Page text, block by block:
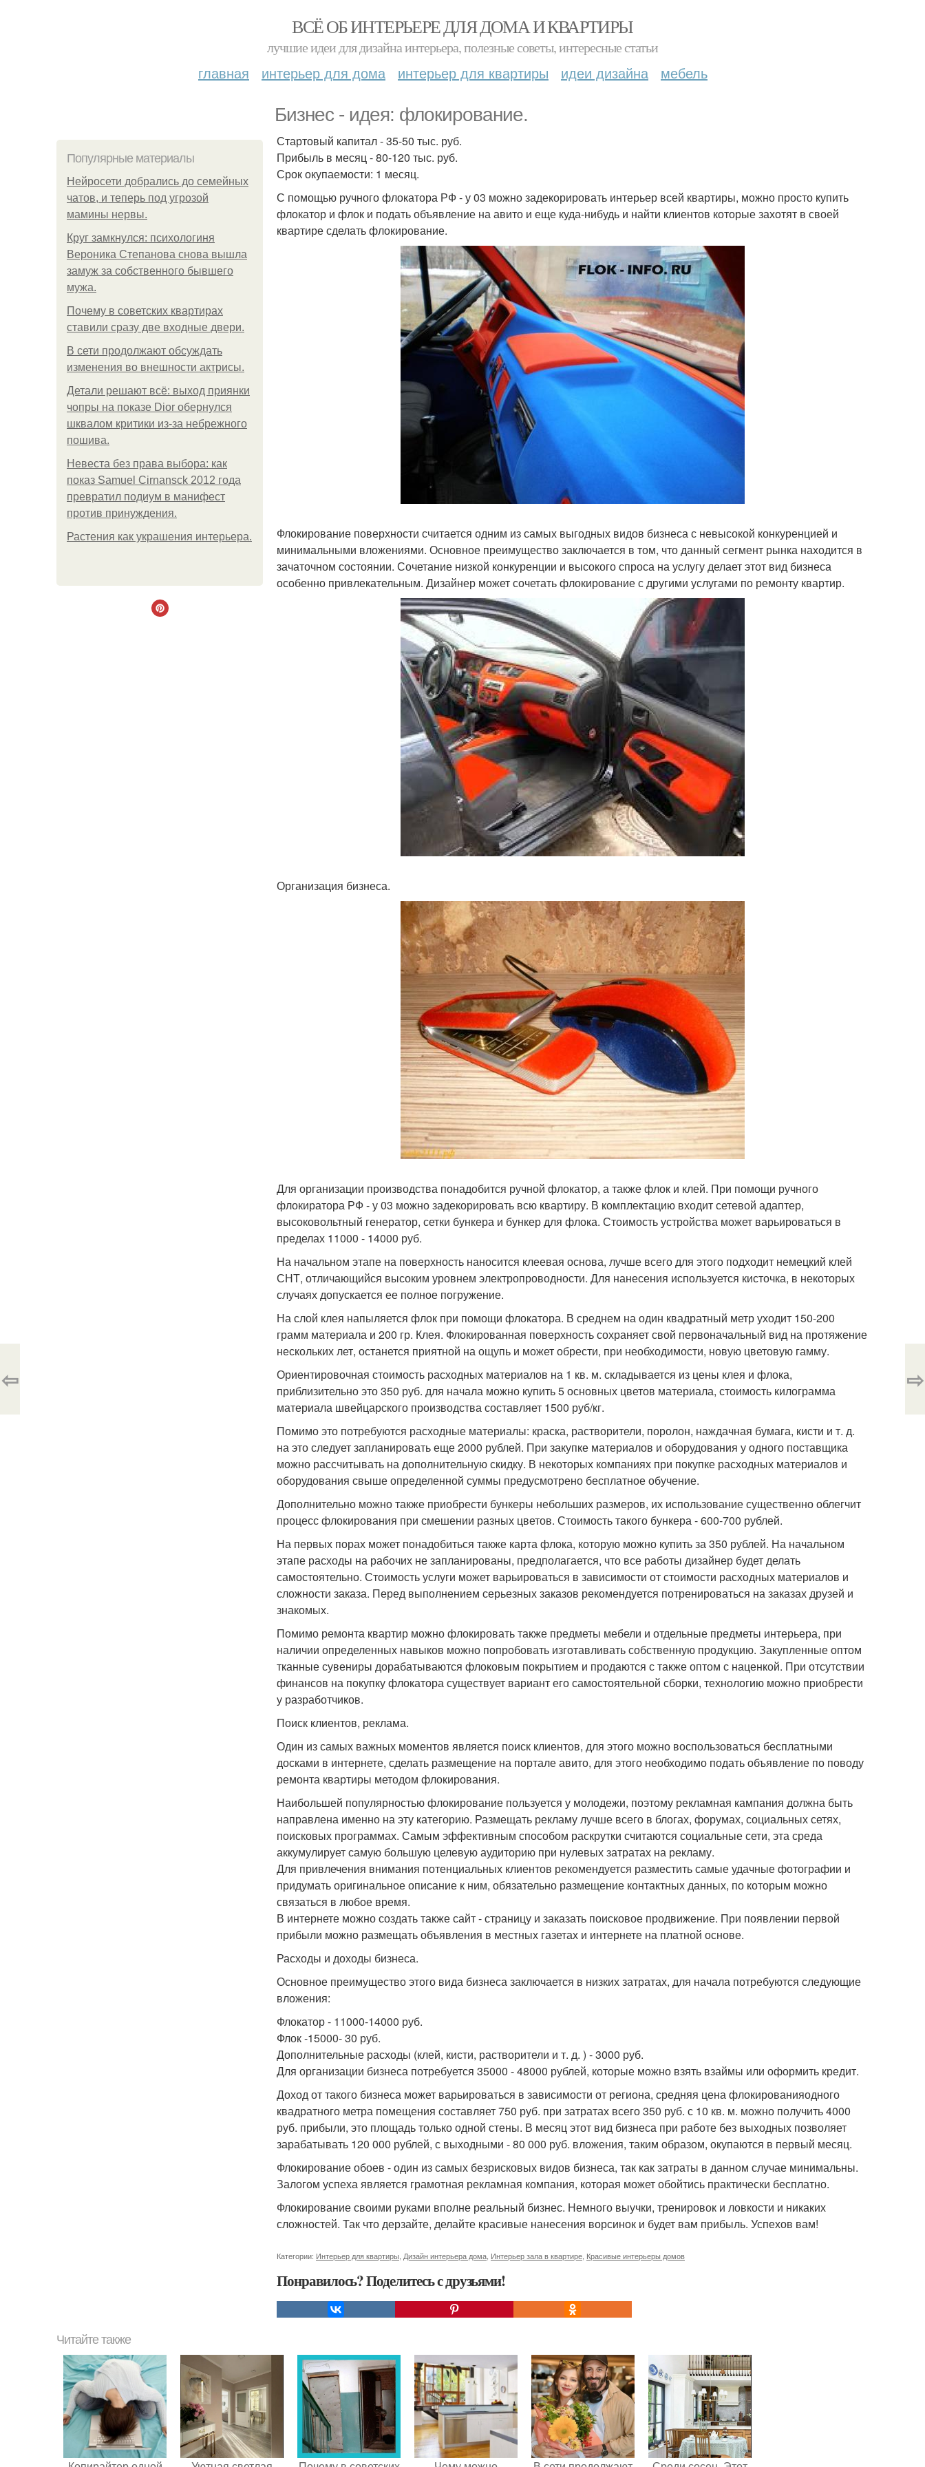
ВСЁ ОБ ИНТЕРЬЕРЕ ДЛЯ ДОМА И КВАРТИРЫ
лучшие идеи для дизайна интерьера, полезные советы, интересные статьи
главная интерьер для дома интерьер для квартиры идеи дизайна мебель
Бизнес - идея: флокирование.
Популярные материалы
Нейросети добрались до семейных
чатов, и теперь под угрозой
мамины нервы.
Круг замкнулся: психологиня
Вероника Степанова снова вышла
замуж за собственного бывшего
мужа.
Почему в советских квартирах
ставили сразу две входные двери.
В сети продолжают обсуждать
изменения во внешности актрисы.
Детали решают всё: выход приянки
чопры на показе Dior обернулся
шквалом критики из-за небрежного
пошива.
Невеста без права выбора: как
показ Samuel Cirnansck 2012 года
превратил подиум в манифест
против принуждения.
Растения как украшения интерьера.
Стартовый капитал - 35-50 тыс. руб.
Прибыль в месяц - 80-120 тыс. руб.
Срок окупаемости: 1 месяц.
С помощью ручного флокатора РФ - у 03 можно задекорировать интерьер всей квартиры, можно просто купить
флокатор и флок и подать объявление на авито и еще куда-нибудь и найти клиентов которые захотят в своей
квартире сделать флокирование.
Флокирование поверхности считается одним из самых выгодных видов бизнеса с невысокой конкуренцией и
минимальными вложениями. Основное преимущество заключается в том, что данный сегмент рынка находится в
зачаточном состоянии. Сочетание низкой конкуренции и высокого спроса на услугу делает этот вид бизнеса
особенно привлекательным. Дизайнер может сочетать флокирование с другими услугами по ремонту квартир.
Организация бизнеса.
Для организации производства понадобится ручной флокатор, а также флок и клей. При помощи ручного
флокиратора РФ - у 03 можно задекорировать всю квартиру. В комплектацию входит сетевой адаптер,
высоковольтный генератор, сетки бункера и бункер для флока. Стоимость устройства может варьироваться в
пределах 11000 - 14000 руб.
На начальном этапе на поверхность наносится клеевая основа, лучше всего для этого подходит немецкий клей
СНТ, отличающийся высоким уровнем электропроводности. Для нанесения используется кисточка, в некоторых
случаях допускается ее полное погружение.
На слой клея напыляется флок при помощи флокатора. В среднем на один квадратный метр уходит 150-200
грамм материала и 200 гр. Клея. Флокированная поверхность сохраняет свой первоначальный вид на протяжение
нескольких лет, останется приятной на ощупь и может обрести, при необходимости, новую цветовую гамму.
Ориентировочная стоимость расходных материалов на 1 кв. м. складывается из цены клея и флока,
приблизительно это 350 руб. для начала можно купить 5 основных цветов материала, стоимость килограмма
материала швейцарского производства составляет 1500 руб/кг.
Помимо это потребуются расходные материалы: краска, растворители, поролон, наждачная бумага, кисти и т. д.
на это следует запланировать еще 2000 рублей. При закупке материалов и оборудования у одного поставщика
можно рассчитывать на дополнительную скидку. В некоторых компаниях при покупке расходных материалов и
оборудования свыше определенной суммы предусмотрено бесплатное обучение.
Дополнительно можно также приобрести бункеры небольших размеров, их использование существенно облегчит
процесс флокирования при смешении разных цветов. Стоимость такого бункера - 600-700 рублей.
На первых порах может понадобиться также карта флока, которую можно купить за 350 рублей. На начальном
этапе расходы на рабочих не запланированы, предполагается, что все работы дизайнер будет делать
самостоятельно. Стоимость услуги может варьироваться в зависимости от стоимости расходных материалов и
сложности заказа. Перед выполнением серьезных заказов рекомендуется потренироваться на заказах друзей и
знакомых.
Помимо ремонта квартир можно флокировать также предметы мебели и отдельные предметы интерьера, при
наличии определенных навыков можно попробовать изготавливать собственную продукцию. Закупленные оптом
тканные сувениры дорабатываются флоковым покрытием и продаются с также оптом с наценкой. При отсутствии
финансов на покупку флокатора существует вариант его самостоятельной сборки, технологию можно приобрести
у разработчиков.
Поиск клиентов, реклама.
Один из самых важных моментов является поиск клиентов, для этого можно воспользоваться бесплатными
досками в интернете, сделать размещение на портале авито, для этого необходимо подать объявление по поводу
ремонта квартиры методом флокирования.
Наибольшей популярностью флокирование пользуется у молодежи, поэтому рекламная кампания должна быть
направлена именно на эту категорию. Размещать рекламу лучше всего в блогах, форумах, социальных сетях,
поисковых программах. Самым эффективным способом раскрутки считаются социальные сети, эта среда
аккумулирует самую большую целевую аудиторию при нулевых затратах на рекламу.
Для привлечения внимания потенциальных клиентов рекомендуется разместить самые удачные фотографии и
придумать оригинальное описание к ним, обязательно размещение контактных данных, по которым можно
связаться в любое время.
В интернете можно создать также сайт - страницу и заказать поисковое продвижение. При появлении первой
прибыли можно размещать объявления в местных газетах и интернете на платной основе.
Расходы и доходы бизнеса.
Основное преимущество этого вида бизнеса заключается в низких затратах, для начала потребуются следующие
вложения:
Флокатор - 11000-14000 руб.
Флок -15000- 30 руб.
Дополнительные расходы (клей, кисти, растворители и т. д. ) - 3000 руб.
Для организации бизнеса потребуется 35000 - 48000 рублей, которые можно взять взаймы или оформить кредит.
Доход от такого бизнеса может варьироваться в зависимости от региона, средняя цена флокированияодного
квадратного метра помещения составляет 750 руб. при затратах всего 350 руб. с 10 кв. м. можно получить 4000
руб. прибыли, это площадь только одной стены. В месяц этот вид бизнеса при работе без выходных позволяет
зарабатывать 120 000 рублей, с выходными - 80 000 руб. вложения, таким образом, окупаются в первый месяц.
Флокирование обоев - один из самых безрисковых видов бизнеса, так как затраты в данном случае минимальны.
Залогом успеха является грамотная рекламная компания, которая может обойтись практически бесплатно.
Флокирование своими руками вполне реальный бизнес. Немного выучки, тренировок и ловкости и никаких
сложностей. Так что дерзайте, делайте красивые нанесения ворсинок и будет вам прибыль. Успехов вам!
Категории: Интерьер для квартиры Дизайн интерьера дома Интерьер зала в квартире Красивые интерьеры домов
Понравилось? Поделитесь с друзьями!
⇦ ⇨
Читайте также